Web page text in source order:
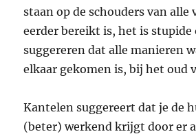
staan op de schouders van alle
eerder bereikt is, het is stupide
suggereren dat alle manieren
elkaar gekomen is, bij het oud
Kantelen suggereert dat je de
(beter) werkend krijgt door er